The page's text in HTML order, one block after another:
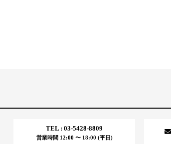
TEL : 03-5428-8809
営業時間 12:00 〜 18:00 (平日)